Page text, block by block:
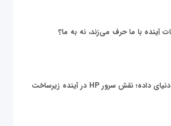
آینده با ما حرف می‌زند، نه به ما؟
زیر پوست دنیای داده؛ نقش سرور HP در آینده زیرساخت